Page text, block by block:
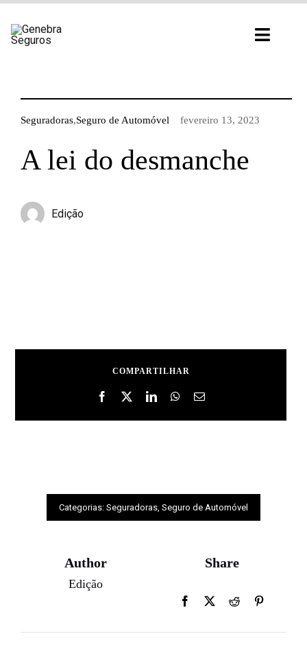
para
Seguradoras,Seguro de Automóvel fevereiro 13, 2023
A lei do desmanche
Edição
COMPARTILHAR
Categorias: Seguradoras, Seguro de Automóvel
Author
Edição
Share